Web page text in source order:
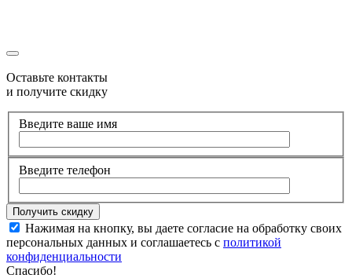
Оставьте контакты
и получите скидку
Введите ваше имя
Введите телефон
Нажимая на кнопку, вы даете согласие на обработку своих
персональных данных и соглашаетесь с политикой
конфиденциальности
Спасибо!